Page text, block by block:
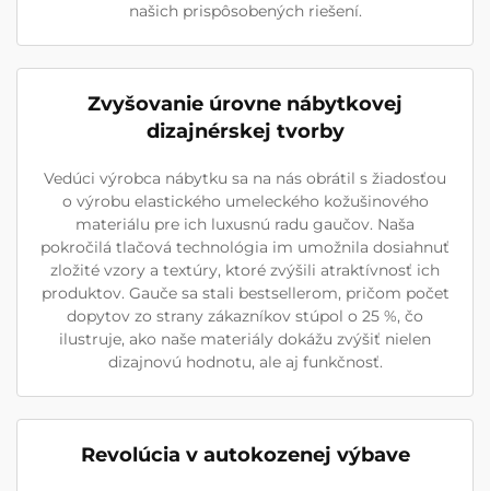
našich prispôsobených riešení.
Zvyšovanie úrovne nábytkovej
dizajnérskej tvorby
Vedúci výrobca nábytku sa na nás obrátil s žiadosťou
o výrobu elastického umeleckého kožušinového
materiálu pre ich luxusnú radu gaučov. Naša
pokročilá tlačová technológia im umožnila dosiahnuť
zložité vzory a textúry, ktoré zvýšili atraktívnosť ich
produktov. Gauče sa stali bestsellerom, pričom počet
dopytov zo strany zákazníkov stúpol o 25 %, čo
ilustruje, ako naše materiály dokážu zvýšiť nielen
dizajnovú hodnotu, ale aj funkčnosť.
Revolúcia v autokozenej výbave